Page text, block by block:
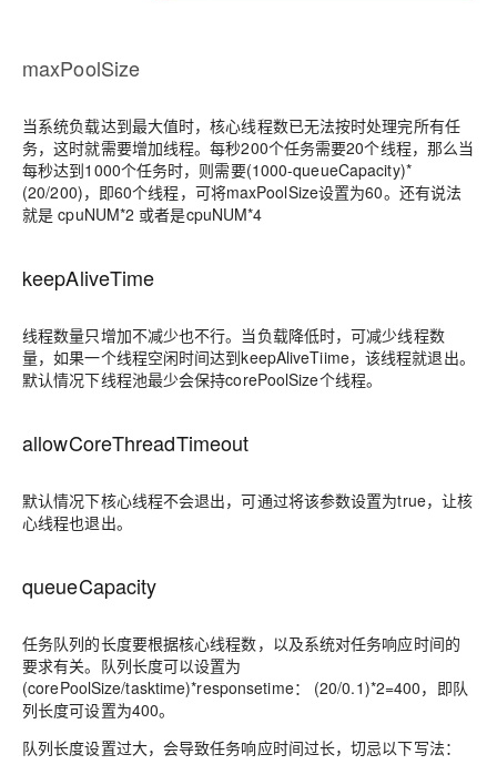
maxPoolSize
当系统负载达到最大值时，核心线程数已无法按时处理完所有任
务，这时就需要增加线程。每秒200个任务需要20个线程，那么当
每秒达到1000个任务时，则需要(1000-queueCapacity)*
(20/200)，即60个线程，可将maxPoolSize设置为60。还有说法
就是 cpuNUM*2 或者是cpuNUM*4
keepAliveTime
线程数量只增加不减少也不行。当负载降低时，可减少线程数
量，如果一个线程空闲时间达到keepAliveTiime，该线程就退出。
默认情况下线程池最少会保持corePoolSize个线程。
allowCoreThreadTimeout
默认情况下核心线程不会退出，可通过将该参数设置为true，让核
心线程也退出。
queueCapacity
任务队列的长度要根据核心线程数，以及系统对任务响应时间的
要求有关。队列长度可以设置为
(corePoolSize/tasktime)*responsetime： (20/0.1)*2=400，即队
列长度可设置为400。
队列长度设置过大，会导致任务响应时间过长，切忌以下写法：